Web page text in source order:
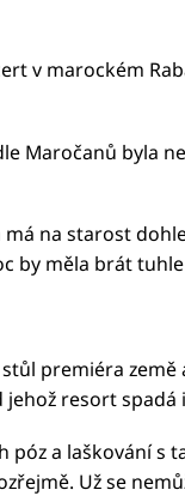
v marockém
Maročanů byla
na starost
by měla brát
premiéra země
resort spadá
póz a laškování s
Už se